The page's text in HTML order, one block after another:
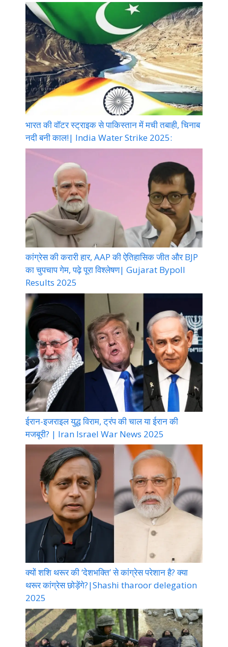
भारत की वॉटर स्ट्राइक से पाकिस्तान में मची तबाही, चिनाब
नदी बनी काल!| India Water Strike 2025:
कांग्रेस की करारी हार, AAP की ऐतिहासिक जीत और BJP
का चुपचाप गेम, पढ़े पूरा विश्लेषण| Gujarat Bypoll
Results 2025
ईरान-इजराइल युद्ध विराम, ट्रंप की चाल या ईरान की
मजबूरी? | Iran Israel War News 2025
क्यों शशि थरूर की ‘देशभक्ति’ से कांग्रेस परेशान है? क्या
थरूर कांग्रेस छोड़ेंगे?|Shashi tharoor delegation
2025